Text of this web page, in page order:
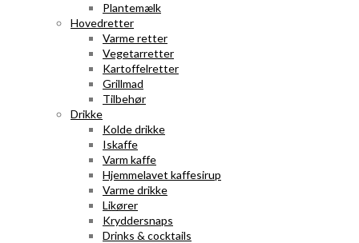
Plantemælk
Hovedretter
Varme retter
Vegetarretter
Kartoffelretter
Grillmad
Tilbehør
Drikke
Kolde drikke
Iskaffe
Varm kaffe
Hjemmelavet kaffesirup
Varme drikke
Likører
Kryddersnaps
Drinks & cocktails